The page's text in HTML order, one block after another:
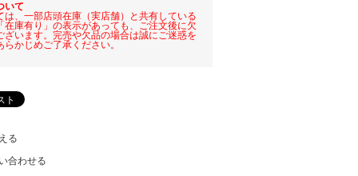
いて
は、一部店頭在庫（実店舗）と共有している
在庫有り」の表示があっても、ご注文後に欠
ざいます。完売や欠品の場合は誠にご迷惑を
かじめご了承ください。
る
合わせる